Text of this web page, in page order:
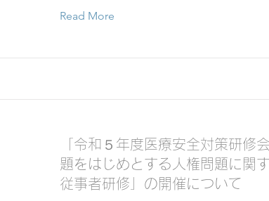
Read More
「令和５年度医療安全対策研修
題をはじめとする人権問題に関
従事者研修」の開催について